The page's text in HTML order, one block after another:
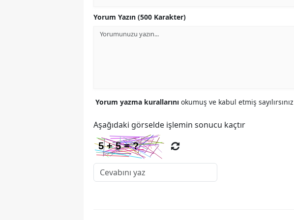
Yorum Yazın (500 Karakter)
Yorum yazma kurallarını okumuş ve kabul etmiş sayılırsınız
Aşağıdaki görselde işlemin sonucu kaçtır